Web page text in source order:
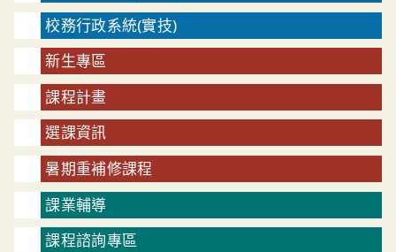
校務行政系統(實技)
新生專區
課程計畫
選課資訊
暑期重補修課程
課業輔導
課程諮詢專區